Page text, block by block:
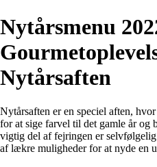
Nytårsmenu
Nytårsaften
Nytårsaften er en speciel aften,
for at sige farvel til det gamle år og
vigtig del af fejringen er
af lækre muligheder for at nyde en